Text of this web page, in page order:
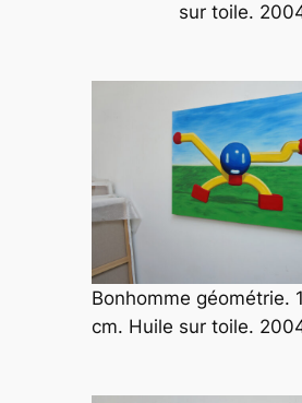
sur toile.
Bonhomme géométrie.
cm. Huile sur toile.